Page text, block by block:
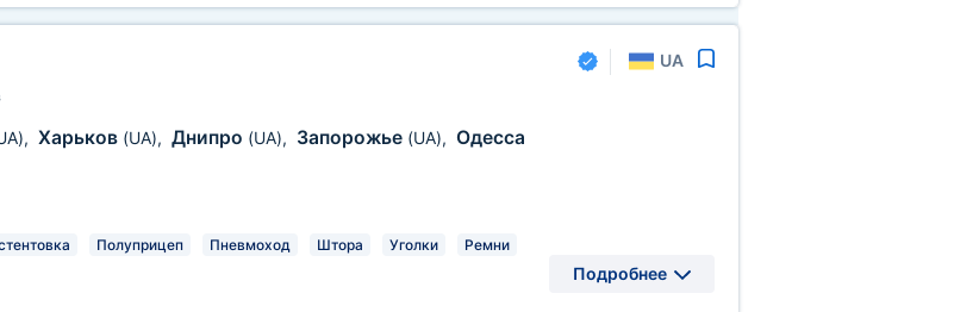
UA
, Харьков (UA), Днипро (UA), Запорожье (UA), Одесса
Полуприцеп Пневмоход Штора Уголки Ремни
Подробнее